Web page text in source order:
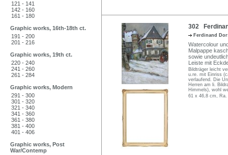
121 - 141
142 - 160
161 - 180
Graphic works, 16th-18th ct.
191 - 200
201 - 216
Graphic works, 19th ct.
220 - 240
241 - 260
261 - 284
Graphic works, Modern
291 - 300
301 - 320
321 - 340
341 - 360
361 - 380
381 - 400
401 - 406
Graphic works, Post
War/Contemp
302
Ferdinand
Watercolour
Malpappe
sowie
Leiste mit
Bildträger leicht
u.re. mit Einriss
verlaufend. Die
Herren am li.
Himmels), wohl
61 x 46,8 cm,